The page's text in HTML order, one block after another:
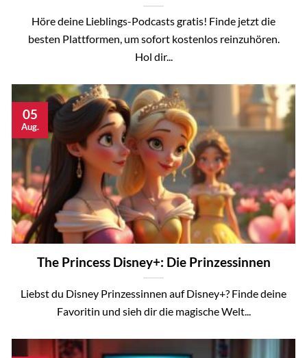
Höre deine Lieblings-Podcasts gratis! Finde jetzt die
besten Plattformen, um sofort kostenlos reinzuhören.
Hol dir...
The Princess Disney+: Die Prinzessinnen
Liebst du Disney Prinzessinnen auf Disney+? Finde deine
Favoritin und sieh dir die magische Welt...
05
Aug.